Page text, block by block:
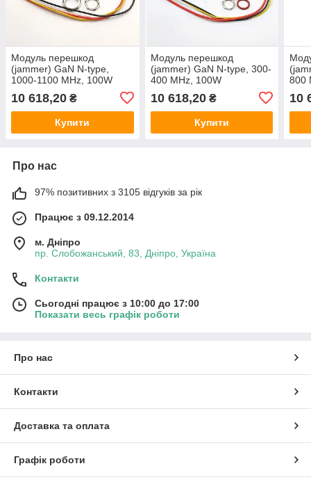
Модуль перешкод
(jammer) GaN N-type,
1000-1100 MHz, 100W
10 618,20 ₴
Купити
Модуль перешкод
(jammer) GaN N-type, 300-
400 MHz, 100W
10 618,20₴
Купити
800
10
Про нас
97% позитивних з 3105 відгуків за рік
Працює з 09.12.2014
м. Дніпро
пр. Слобожанський, 83, Дніпро, Україна
Контакти
Сьогодні працює з 10:00 до 17:00
Показати весь графік роботи
Про нас
Контакти
Доставка та оплата
Графік роботи